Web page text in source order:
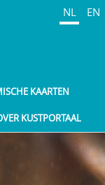
NL EN
KAARTEN
KUSTPORTAAL